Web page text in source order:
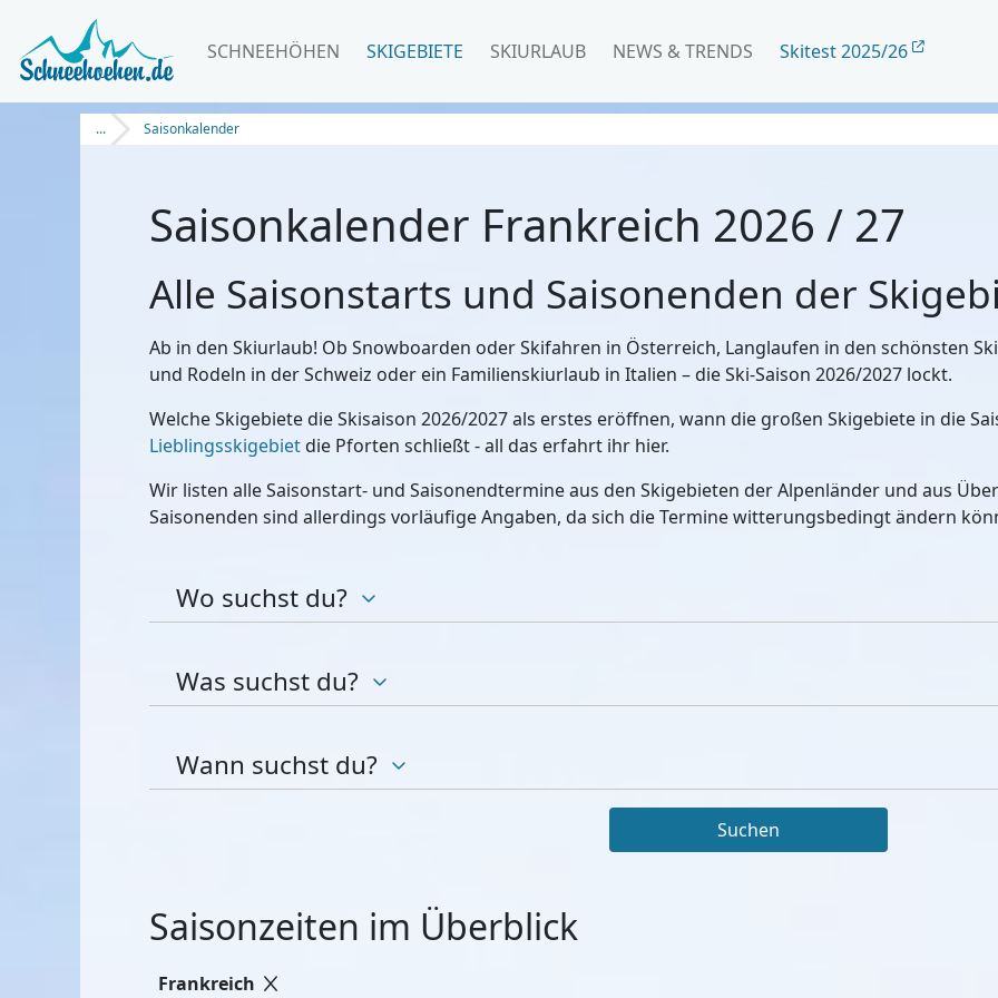
SCHNEEHÖHEN SKIGEBIETE SKIURLAUB NEWS & TRENDS Skitest 2025/26
... Saisonkalender
Saisonkalender Frankreich 2026 / 27
Alle Saisonstarts und Saisonenden der
Ab in den Skiurlaub! Ob Snowboarden oder Skifahren in Österreich, Langlaufen in den schönsten
und Rodeln in der Schweiz oder ein Familienskiurlaub in Italien – die Ski-Saison 2026/2027 lockt.
Welche Skigebiete die Skisaison 2026/2027 als erstes eröffnen, wann die großen Skigebiete in die
Lieblingsskigebietdie Pforten schließt - all das erfahrt ihr hier.
Wir listen alle Saisonstart- und Saisonendtermine aus den Skigebieten der Alpenländer und aus
Saisonenden sind allerdings vorläufige Angaben, da sich die Termine witterungsbedingt ändern
Wo suchst du?
Was suchst du?
Wann suchst du?
Suchen
Saisonzeiten im Überblick
Frankreich